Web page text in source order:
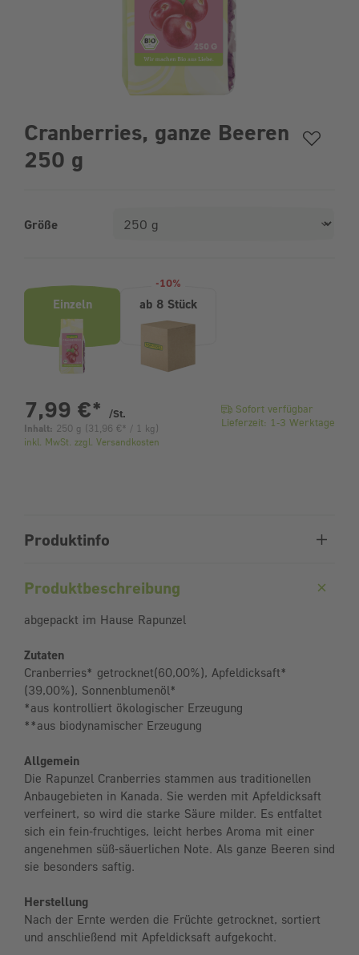
Cranberries, ganze Beeren
250 g
Größe
Einzeln
-10%
ab 8 Stück
7,99 €* /St.
Inhalt: 250 g ( 31,96 € * / 1 kg)
inkl. MwSt. zzgl. Versandkosten
Sofort verfügbar
Lieferzeit: 1-3 Werktage
Produktinfo
Produktbeschreibung
abgepackt im Hause Rapunzel
Zutaten
Cranberries* getrocknet(60,00%), Apfeldicksaft*
(39,00%), Sonnenblumenöl*
*aus kontrolliert ökologischer Erzeugung
**aus biodynamischer Erzeugung
Allgemein
Die Rapunzel Cranberries stammen aus traditionellen
Anbaugebieten in Kanada. Sie werden mit Apfeldicksaft
verfeinert, so wird die starke Säure milder. Es entfaltet
sich ein fein-fruchtiges, leicht herbes Aroma mit einer
angenehmen süß-säuerlichen Note. Als ganze Beeren sind
sie besonders saftig.
Herstellung
Nach der Ernte werden die Früchte getrocknet, sortiert
und anschließend mit Apfeldicksaft aufgekocht.